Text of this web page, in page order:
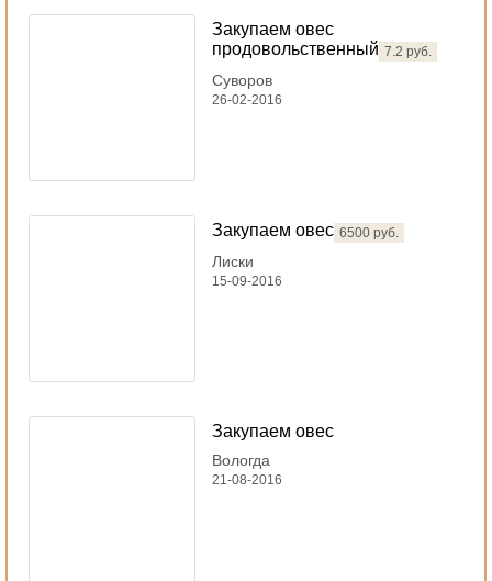
Закупаем овес
продовольственный 7.2 руб.
Суворов
26-02-2016
Закупаем овес 6500 руб.
Лиски
15-09-2016
Закупаем овес
Вологда
21-08-2016